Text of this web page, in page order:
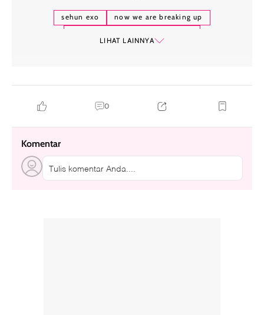
sehun exo
now we are breaking up
LIHAT LAINNYA
0
Komentar
Tulis komentar Anda....